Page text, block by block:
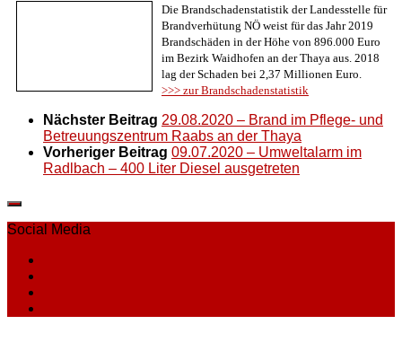
Die Brandschadenstatistik der Landesstelle für
Brandverhütung NÖ weist für das Jahr 2019
Brandschäden in der Höhe von 896.000 Euro
im Bezirk Waidhofen an der Thaya aus. 2018
lag der Schaden bei 2,37 Millionen Euro.
>>> zur Brandschadenstatistik
Nächster Beitrag 29.08.2020 – Brand im Pflege- und
Betreuungszentrum Raabs an der Thaya
Vorheriger Beitrag 09.07.2020 – Umweltalarm im
Radlbach – 400 Liter Diesel ausgetreten
Social Media